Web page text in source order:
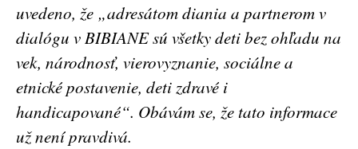
uvedeno, že „adresátom diania a partnerom v
dialógu v BIBIANE sú všetky deti bez ohľadu na
vek, národnosť, vierovyznanie, sociálne a
etnické postavenie, deti zdravé i
handicapované“. Obávám se, že tato informace
už není pravdivá.